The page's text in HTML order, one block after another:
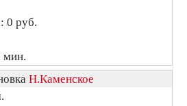
0 руб.
мин.
Н.Каменское